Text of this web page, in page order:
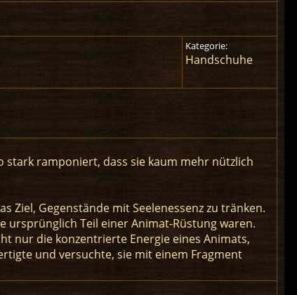
Kategorie:
Handschuhe
stark ramponiert, dass sie kaum mehr nützlich
Ziel, Gegenstände mit Seelenessenz zu tränken.
ursprünglich Teil einer Animat-Rüstung waren.
nur die konzentrierte Energie eines Animats,
und versuchte, sie mit einem Fragment